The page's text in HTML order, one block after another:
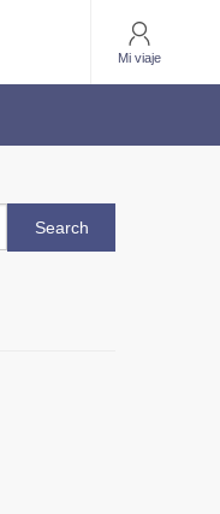
Mi viaje